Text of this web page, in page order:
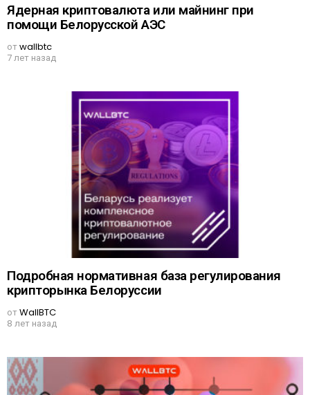
Ядерная криптовалюта или майнинг при
помощи Белорусской АЭС
отwallbtc
7 лет назад
Подробная нормативная база регулирования
крипторынка Белоруссии
отWallBTC
8 лет назад